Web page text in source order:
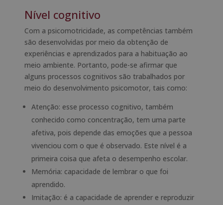
Nível cognitivo
Com a psicomotricidade, as competências também
são desenvolvidas por meio da obtenção de
experiências e aprendizados para a habituação ao
meio ambiente. Portanto, pode-se afirmar que
alguns processos cognitivos são trabalhados por
meio do desenvolvimento psicomotor, tais como:
Atenção: esse processo cognitivo, também
conhecido como concentração, tem uma parte
afetiva, pois depende das emoções que a pessoa
vivenciou com o que é observado. Este nível é a
primeira coisa que afeta o desempenho escolar.
Memória: capacidade de lembrar o que foi
aprendido.
Imitação: é a capacidade de aprender e reproduzir